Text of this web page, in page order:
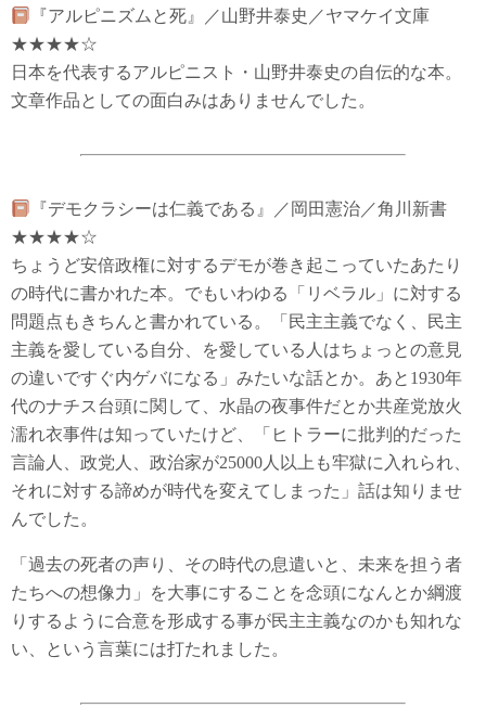
『アルピニズムと死』／山野井泰史／ヤマケイ文庫
★★★★☆
日本を代表するアルピニスト・山野井泰史の自伝的な本。
文章作品としての面白みはありませんでした。
『デモクラシーは仁義である』／岡田憲治／角川新書
★★★★☆
ちょうど安倍政権に対するデモが巻き起こっていたあたり
の時代に書かれた本。でもいわゆる「リベラル」に対する
問題点もきちんと書かれている。「民主主義でなく、民主
主義を愛している自分、を愛している人はちょっとの意見
の違いですぐ内ゲバになる」みたいな話とか。あと1930年
代のナチス台頭に関して、水晶の夜事件だとか共産党放火
濡れ衣事件は知っていたけど、「ヒトラーに批判的だった
言論人、政党人、政治家が25000人以上も牢獄に入れられ、
それに対する諦めが時代を変えてしまった」話は知りませ
んでした。
「過去の死者の声り、その時代の息遣いと、未来を担う者
たちへの想像力」を大事にすることを念頭になんとか綱渡
りするように合意を形成する事が民主主義なのかも知れな
い、という言葉には打たれました。